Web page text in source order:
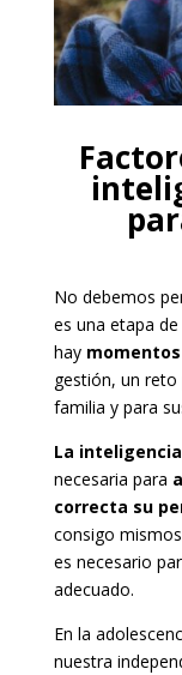
No debemos
es una etapa
hay
gestión, un
familia y para
La
necesaria para
correcta su
consigo
es necesario
adecuado.
En la
nuestra